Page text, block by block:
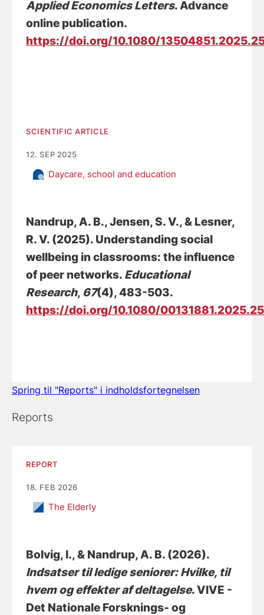
Applied Economics Letters. Advance
online publication.
https://doi.org/10.1080/
SCIENTIFIC ARTICLE
12. SEP 2025
Daycare, school and education
Nandrup, A. B., Jensen, S. V., & Lesner,
R. V. (2025). Understanding social
wellbeing in classrooms: the influence
of peer networks. Educational
Research, 67(4), 483-503.
https://doi.org/10.1080/
Spring til "Reports" i indholdsfortegnelsen
Reports
REPORT
18. FEB 2026
The Elderly
Bolvig, I., & Nandrup, A. B. (2026).
Indsatser til ledige seniorer: Hvilke, til
hvem og effekter af deltagelse. VIVE -
Det Nationale Forsknings- og